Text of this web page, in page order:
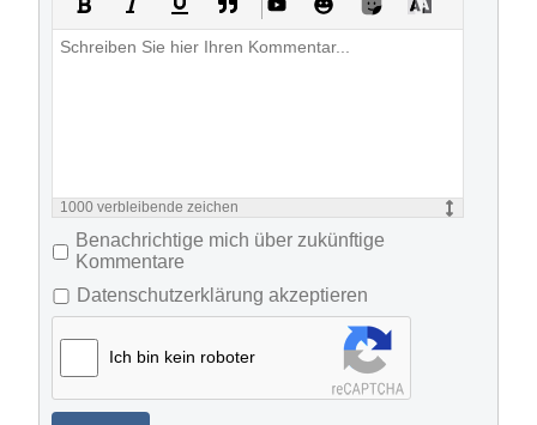
1000 verbleibende zeichen
Benachrichtige mich über zukünftige
Kommentare
Datenschutzerklärung akzeptieren
Ich bin kein roboter